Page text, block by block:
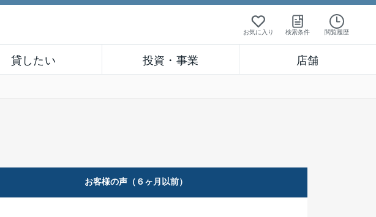
お気に入り 検索条件 閲覧履歴
貸したい 投資・事業 店舗
お客様の声（６ヶ月以前）